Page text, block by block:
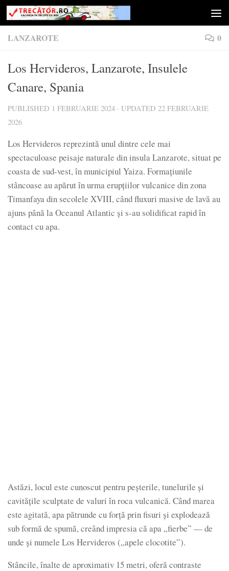
Skip to content
LANZAROTE 0
Los Hervideros, Lanzarote, Insulele
Canare, Spania
PUBLISHED 1 FEBRUARIE 2024 · UPDATED 22 FEBRUARIE
2026
Los Hervideros reprezintă unul dintre cele mai
spectaculoase peisaje naturale din insula Lanzarote, situat pe
coasta de sud-vest, în municipiul Yaiza. Formațiunile
stâncoase au apărut în urma erupțiilor vulcanice din zona
Timanfaya din secolele XVIII, când fluxuri masive de lavă au
ajuns până la Oceanul Atlantic și s-au solidificat rapid în
contact cu apa.
Astăzi, locul este cunoscut pentru peșterile, tunelurile și
cavitățile sculptate de valuri în roca vulcanică. Când marea
este agitată, apa pătrunde cu forță prin fisuri și explodează
sub formă de spumă, creând impresia că apa „fierbe” — de
unde și numele Los Hervideros („apele clocotite”).
Stâncile, înalte de aproximativ 15 metri, oferă contraste